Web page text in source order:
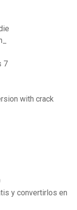
7
with crack
y convertirlos en